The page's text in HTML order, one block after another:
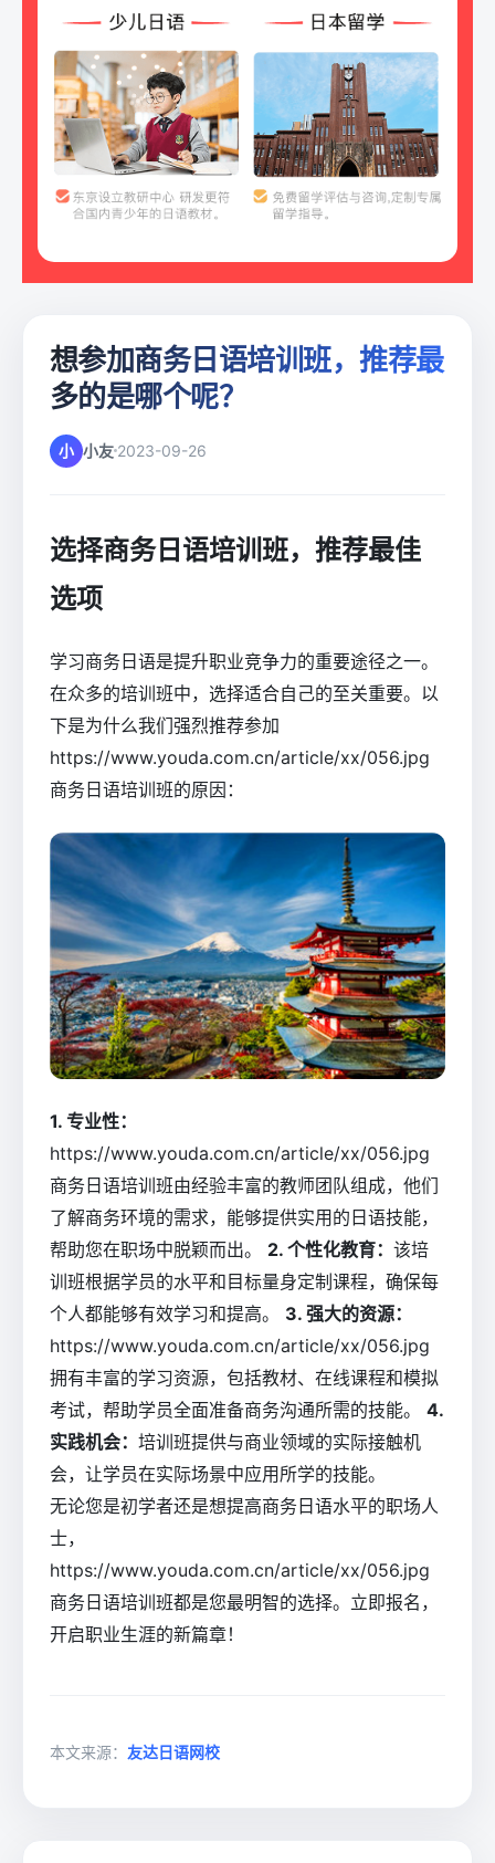
想参加商务日语培训班，推荐最
多的是哪个呢？
小 小友 2023-09-26
选择商务日语培训班，推荐最佳
选项
学习商务日语是提升职业竞争力的重要途径之一。
在众多的培训班中，选择适合自己的至关重要。以
下是为什么我们强烈推荐参加
https://www.youda.com.cn/article/xx/056.jpg
商务日语培训班的原因：
1. 专业性：
https://www.youda.com.cn/article/xx/056.jpg
商务日语培训班由经验丰富的教师团队组成，他们
了解商务环境的需求，能够提供实用的日语技能，
帮助您在职场中脱颖而出。 2. 个性化教育： 该培
训班根据学员的水平和目标量身定制课程，确保每
个人都能够有效学习和提高。 3. 强大的资源：
https://www.youda.com.cn/article/xx/056.jpg
拥有丰富的学习资源，包括教材、在线课程和模拟
考试，帮助学员全面准备商务沟通所需的技能。 4.
实践机会： 培训班提供与商业领域的实际接触机
会，让学员在实际场景中应用所学的技能。
无论您是初学者还是想提高商务日语水平的职场人
士，
https://www.youda.com.cn/article/xx/056.jpg
商务日语培训班都是您最明智的选择。立即报名，
开启职业生涯的新篇章！
本文来源： 友达日语网校